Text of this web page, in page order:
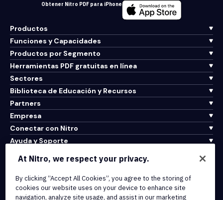
Obtener Nitro PDF para iPhone
Productos
Funciones y Capacidades
Productos por Segmento
Herramientas PDF gratuitas en línea
Sectores
Biblioteca de Educación y Recursos
Partners
Empresa
Conectar con Nitro
Ayuda y Soporte
Terms of Service
Cookie Policy
At Nitro, we respect your privacy.
By clicking “Accept All Cookies”, you agree to the storing of
cookies our website uses on your device to enhance site
navigation, analyze site usage, and assist in our marketing